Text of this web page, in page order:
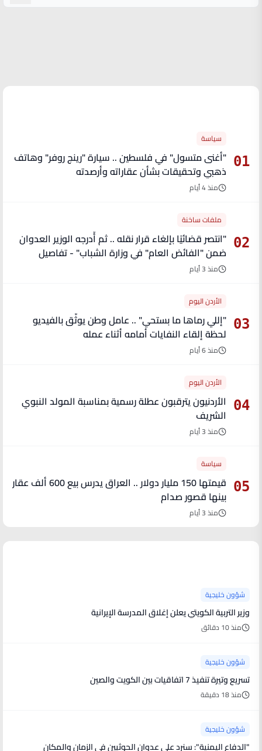
01
سياسة
"أغنى متسول" في فلسطين .. سيارة "رينج روفر" وهاتف
ذهبي وتحقيقات بشأن عقاراته وأرصدته
منذ 4 أيام
02
ملفات ساخنة
"انتصر قضائيًا بإلغاء قرار نقله .. ثم أُدرجه الوزير العدوان
ضمن "الفائض العام" في وزارة الشباب" - تفاصيل
منذ 3 أيام
03
الأردن اليوم
"إللي رماها ما بستحي" .. عامل وطن يوثّق بالفيديو
لحظة إلقاء النفايات أمامه أثناء عمله
منذ 6 أيام
04
الأردن اليوم
الأردنيون يترقبون عطلة رسمية بمناسبة المولد النبوي
الشريف
منذ 3 أيام
05
سياسة
قيمتها 150 مليار دولار .. العراق يدرس بيع 600 ألف عقار
بينها قصور صدام
منذ 3 أيام
شؤون خليجية
وزير التربية الكويتي يعلن إغلاق المدرسة الإيرانية
منذ 10 دقائق
شؤون خليجية
تسريع وتيرة تنفيذ 7 اتفاقيات بين الكويت والصين
منذ 18 دقيقة
شؤون خليجية
"الدفاع اليمنية": سنرد على عدوان الحوثيين في الزمان والمكان